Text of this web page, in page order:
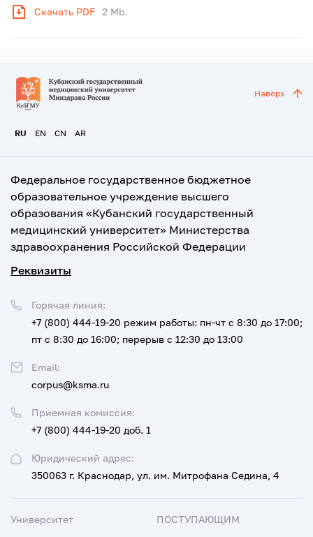
Скачать PDF 2 Mb.
RU EN CN AR
Наверх
Федеральное государственное бюджетное
образовательное учреждение высшего
образования «Кубанский государственный
медицинский университет» Министерства
здравоохранения Российской Федерации
Реквизиты
Юридический адрес:
350063 г. Краснодар, ул. им. Митрофана Седина, 4
Приемная комиссия:
+7 (800) 444-19-20 доб. 1
Горячая линия:
+7 (800) 444-19-20 режим работы: пн-чт с 8:30 до 17:00;
пт с 8:30 до 16:00; перерыв с 12:30 до 13:00
Email:
corpus@ksma.ru
Университет ПОСТУПАЮЩИМ